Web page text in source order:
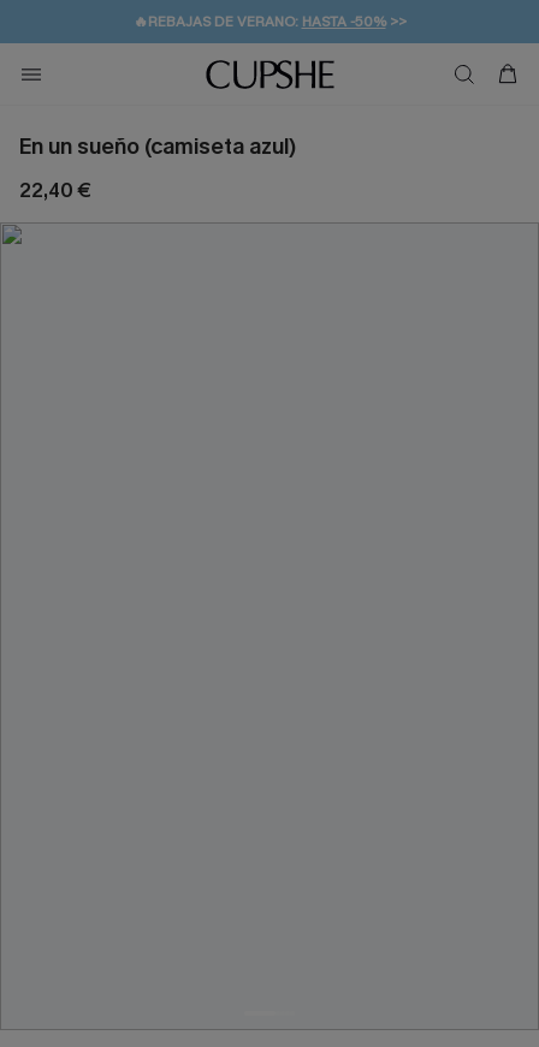
👒PROMOCIÓN DE VERANO:-10% EN 2 VESTIDOS
💌¡SUSCRIBIRSE & GANAR -10% EXTRA!
🚚ENVÍO GRATUITO A PARTIR DE 49 € >>
En un sueño (camiseta azul)
22,40 €